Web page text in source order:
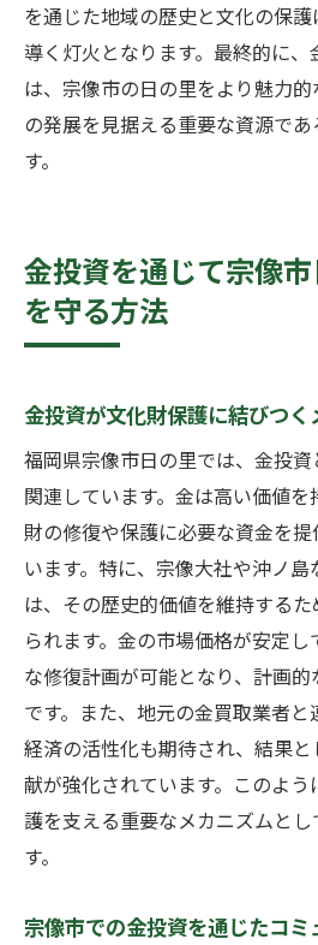
を通じた地域の歴史と文化の保
導く灯火となります。最終的に
は、宗像市の日の里をより魅力
の発展を見据える重要な資源で
す。
金投資を通じて宗像
を守る方法
金投資が文化財保護に結びつく
福岡県宗像市日の里では、金投
関連しています。金は高い価値
財の修復や保護に必要な資金を
います。特に、宗像大社や沖ノ
は、その歴史的価値を維持する
られます。金の市場価格が安定
な修復計画が可能となり、計画
です。また、地元の金買取業者
経済の活性化も期待され、結果
献が強化されています。このよ
護を支える重要なメカニズムと
す。
宗像市での金投資を通じたコミ